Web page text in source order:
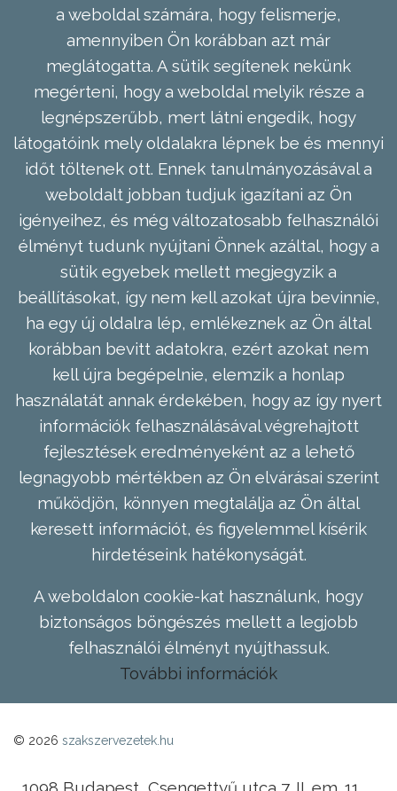
a weboldal számára, hogy felismerje,
amennyiben Ön korábban azt már
meglátogatta. A sütik segítenek nekünk
megérteni, hogy a weboldal melyik része a
legnépszerűbb, mert látni engedik, hogy
látogatóink mely oldalakra lépnek be és mennyi
időt töltenek ott. Ennek tanulmányozásával a
weboldalt jobban tudjuk igazítani az Ön
igényeihez, és még változatosabb felhasználói
élményt tudunk nyújtani Önnek azáltal, hogy a
sütik egyebek mellett megjegyzik a
beállításokat, így nem kell azokat újra bevinnie,
ha egy új oldalra lép, emlékeznek az Ön által
korábban bevitt adatokra, ezért azokat nem
kell újra begépelnie, elemzik a honlap
használatát annak érdekében, hogy az így nyert
információk felhasználásával végrehajtott
fejlesztések eredményeként az a lehető
legnagyobb mértékben az Ön elvárásai szerint
működjön, könnyen megtalálja az Ön által
keresett információt, és figyelemmel kísérik
hirdetéseink hatékonyságát.
A weboldalon cookie-kat használunk, hogy
biztonságos böngészés mellett a legjobb
felhasználói élményt nyújthassuk.
További információk
© 2026 szakszervezetek.hu